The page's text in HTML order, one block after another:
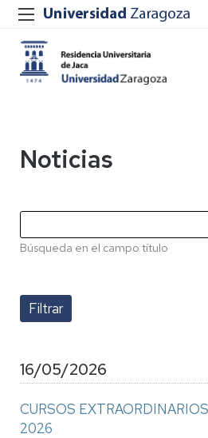
Noticias
Búsqueda en el campo título
16/05/2026
CURSOS
2026